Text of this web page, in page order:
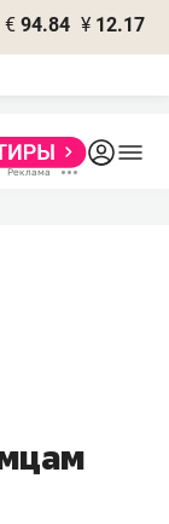
€ 94.84 ¥ 12.17